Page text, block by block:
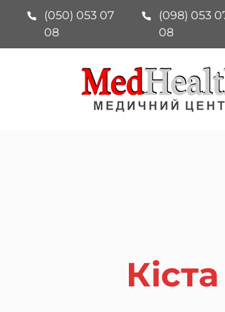
(050) 053 07
08
(098) 053
08